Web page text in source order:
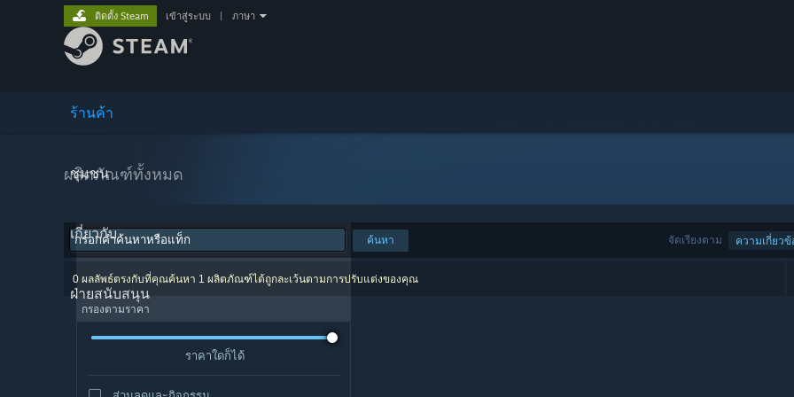
ร้านค้า
ชุมชน
เกี่ยวกับ
ฝ่ายสนับสนุน
ติดตั้ง Steam เข้าสู่ระบบ ภาษา
ผลิตภัณฑ์ทั้งหมด
จัดเรียงตาม ความเกี่ยวข้
ค้นหา
0 ผลลัพธ์ตรงกับที่คุณค้นหา 1 ผลิตภัณฑ์ได้ถูกละเว้นตามการปรับแต่งของคุณ
กรองตามราคา
ราคาใดก็ได้